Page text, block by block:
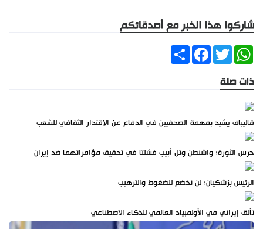
شاركوا هذا الخبر مع أصدقائكم
ShareFacebookTwitter
WhatsApp
ذات صلة
قاليباف يشيد بمهمة الصحفيين في الدفاع عن الاقتدار الثقافي للشعب
حرس الثورة: واشنطن وتل أبيب فشلتا في تحقيق مؤامراتهما ضد إيران
الرئيس بزشكيان: لن نخضع للضغوط والترهيب
تألق إيراني في الأولمبياد العالمي للذكاء الاصطناعي